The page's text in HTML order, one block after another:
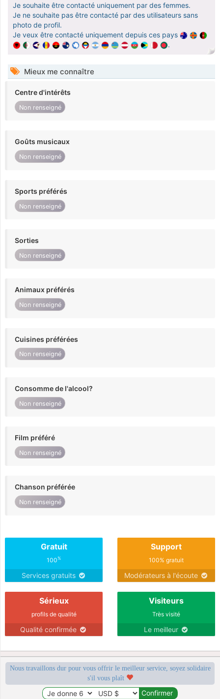
Je souhaite être contacté uniquement par des femmes.
Je ne souhaite pas être contacté par des utilisateurs sans
photo de profil.
Je veux être contacté uniquement depuis ces pays
.
Mieux me connaître
Centre d'intérêts
Non renseigné
Goûts musicaux
Non renseigné
Sports préférés
Non renseigné
Sorties
Non renseigné
Animaux préférés
Non renseigné
Cuisines préférées
Non renseigné
Consomme de l'alcool?
Non renseigné
Film préféré
Non renseigné
Chanson préférée
Non renseigné
Gratuit
100%
Services gratuits
Support
100% gratuit
Modérateurs à l'écoute
Sérieux
profils de qualité
Qualité confirmée
Visiteurs
Très visité
Le meilleur
Nous travaillons dur pour vous offrir le meilleur service, soyez solidaire
s'il vous plaît